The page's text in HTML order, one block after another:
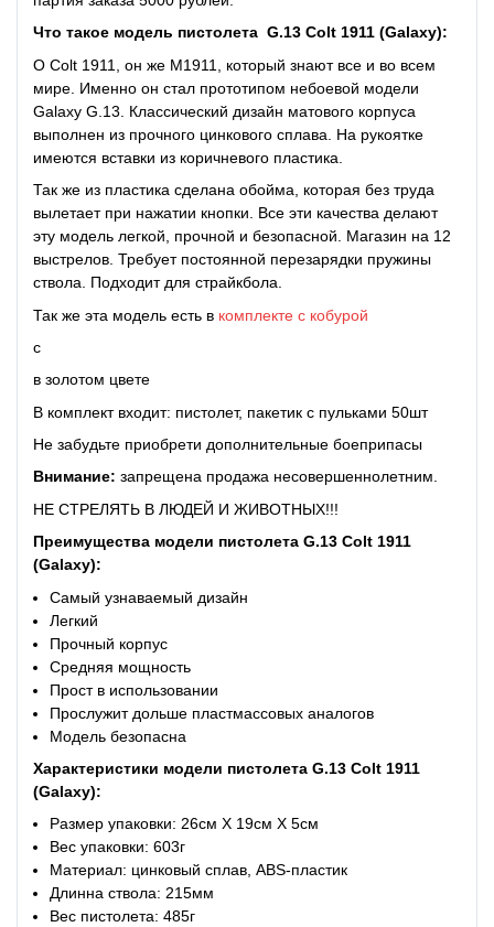
Что такое модель пистолета G.13 Colt 1911 (Galaxy):
О Colt 1911, он же M1911, который знают все и во всем
мире. Именно он стал прототипом небоевой модели
Galaxy G.13. Классический дизайн матового корпуса
выполнен из прочного цинкового сплава. На рукоятке
имеются вставки из коричневого пластика.
Так же из пластика сделана обойма, которая без труда
вылетает при нажатии кнопки. Все эти качества делают
эту модель легкой, прочной и безопасной. Магазин на 12
выстрелов. Требует постоянной перезарядки пружины
ствола. Подходит для страйкбола.
Так же эта модель есть в комплекте с кобурой
с
в золотом цвете
В комплект входит: пистолет, пакетик с пульками 50шт
Не забудьте приобрети дополнительные боеприпасы
Внимание: запрещена продажа несовершеннолетним.
НЕ СТРЕЛЯТЬ В ЛЮДЕЙ И ЖИВОТНЫХ!!!
Преимущества модели пистолета G.13 Colt 1911
(Galaxy):
Самый узнаваемый дизайн
Легкий
Прочный корпус
Средняя мощность
Прост в использовании
Прослужит дольше пластмассовых аналогов
Модель безопасна
Характеристики модели пистолета G.13 Colt 1911
(Galaxy):
Размер упаковки: 26см X 19см X 5см
Вес упаковки: 603г
Материал: цинковый сплав, ABS-пластик
Длинна ствола: 215мм
Вес пистолета: 485г